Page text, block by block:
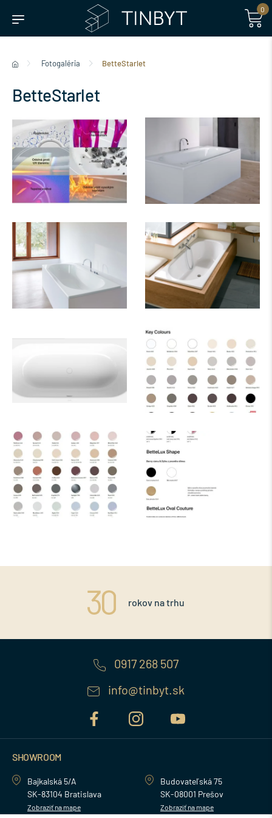
0
Fotogaléria BetteStarlet
BetteStarlet
rokov na trhu
0917 268 507
info@tinbyt.sk
SHOWROOM
Bajkalská 5/A
SK-83104 Bratislava
Zobraziť na mape
Budovateľská 75
SK-08001 Prešov
Zobraziť na mape